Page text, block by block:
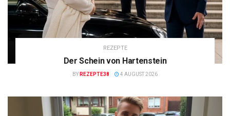
REZEPTE
Der Schein von Hartenstein
BY REZEPTE38 4 AUGUST 2026